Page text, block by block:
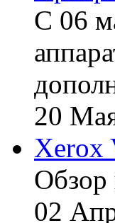
С 06
20
Xerox
Обзор
02